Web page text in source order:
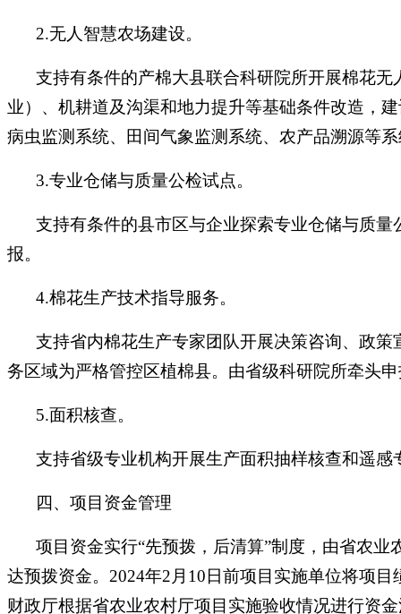
2.无人智慧农场建设。
支持有条件的产棉大县联合科研院所开展棉花
业）、机耕道及沟渠和地力提升等基础条件改造，
病虫监测系统、田间气象监测系统、农产品溯源等
3.专业仓储与质量公检试点。
支持有条件的县市区与企业探索专业仓储与质
报。
4.棉花生产技术指导服务。
支持省内棉花生产专家团队开展决策咨询、政
务区域为严格管控区植棉县。由省级科研院所牵头
5.面积核查。
支持省级专业机构开展生产面积抽样核查和遥
四、项目资金管理
项目资金实行“先预拨，后清算”制度，由省农
达预拨资金。2024年2月10日前项目实施单位将项
财政厅根据省农业农村厅项目实施验收情况进行资